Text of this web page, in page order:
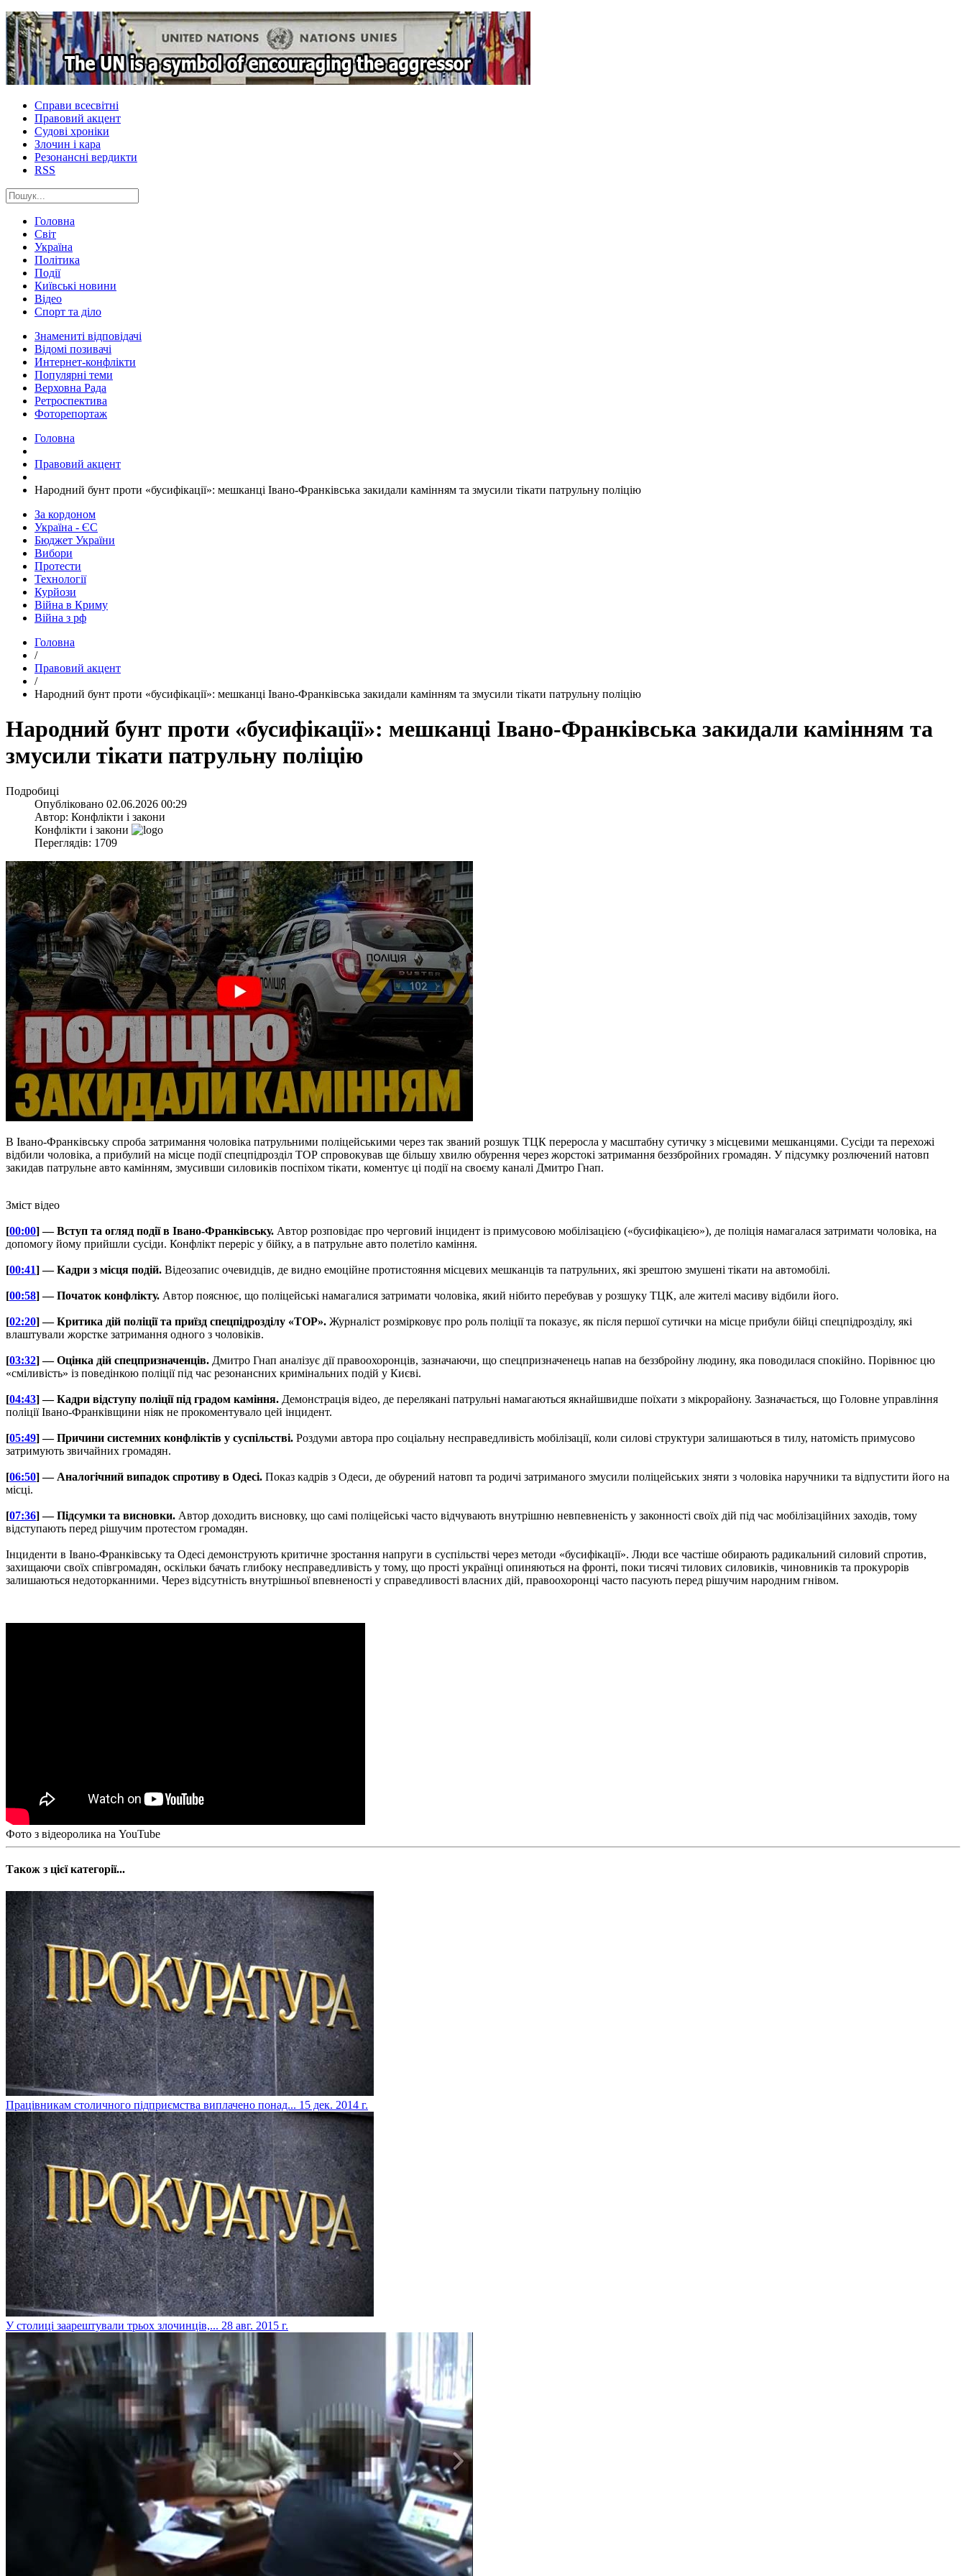
Справи всесвітні
Правовий акцент
Судові хроніки
Злочин і кара
Резонансні вердикти
RSS
Головна
Світ
Україна
Політика
Події
Київські новини
Відео
Спорт та діло
Знамениті відповідачі
Відомі позивачі
Интернет-конфлікти
Популярні теми
Верховна Рада
Ретроспектива
Фоторепортаж
Головна
Правовий акцент
​Народний бунт проти «бусифікації»: мешканці Івано-Франківська закидали камінням та змусили тікати патрульну поліцію
За кордоном
Україна - ЄС
Бюджет України
Вибори
Протести
Технології
Курйози
Війна в Криму
Війна з рф
Головна
/
Правовий акцент
/
​Народний бунт проти «бусифікації»: мешканці Івано-Франківська закидали камінням та змусили тікати патрульну поліцію
​Народний бунт проти «бусифікації»: мешканці Івано-Франківська закидали камінням та
змусили тікати патрульну поліцію
Подробиці
Опубліковано 02.06.2026 00:29
Автор: Конфлікти і закони
Конфлікти і закони
Переглядів: 1709
В Івано-Франківську спроба затримання чоловіка патрульними поліцейськими через так званий розшук ТЦК переросла у масштабну сутичку з місцевими мешканцями. Сусіди та перехожі
відбили чоловіка, а прибулий на місце події спецпідрозділ ТОР спровокував ще більшу хвилю обурення через жорстокі затримання беззбройних громадян. У підсумку розлючений натовп
закидав патрульне авто камінням, змусивши силовиків поспіхом тікати, коментує ці події на своєму каналі Дмитро Гнап.
Зміст відео
[00:00] — Вступ та огляд події в Івано-Франківську. Автор розповідає про черговий інцидент із примусовою мобілізацією («бусифікацією»), де поліція намагалася затримати чоловіка, на
допомогу йому прийшли сусіди. Конфлікт переріс у бійку, а в патрульне авто полетіло каміння.
[00:41] — Кадри з місця подій. Відеозапис очевидців, де видно емоційне протистояння місцевих мешканців та патрульних, які зрештою змушені тікати на автомобілі.
[00:58] — Початок конфлікту. Автор пояснює, що поліцейські намагалися затримати чоловіка, який нібито перебував у розшуку ТЦК, але жителі масиву відбили його.
[02:20] — Критика дій поліції та приїзд спецпідрозділу «ТОР». Журналіст розмірковує про роль поліції та показує, як після першої сутички на місце прибули бійці спецпідрозділу, які
влаштували жорстке затримання одного з чоловіків.
[03:32] — Оцінка дій спецпризначенців. Дмитро Гнап аналізує дії правоохоронців, зазначаючи, що спецпризначенець напав на беззбройну людину, яка поводилася спокійно. Порівнює цю
«сміливість» із поведінкою поліції під час резонансних кримінальних подій у Києві.
[04:43] — Кадри відступу поліції під градом каміння. Демонстрація відео, де перелякані патрульні намагаються якнайшвидше поїхати з мікрорайону. Зазначається, що Головне управління
поліції Івано-Франківщини ніяк не прокоментувало цей інцидент.
[05:49] — Причини системних конфліктів у суспільстві. Роздуми автора про соціальну несправедливість мобілізації, коли силові структури залишаються в тилу, натомість примусово
затримують звичайних громадян.
[06:50] — Аналогічний випадок спротиву в Одесі. Показ кадрів з Одеси, де обурений натовп та родичі затриманого змусили поліцейських зняти з чоловіка наручники та відпустити його на
місці.
[07:36] — Підсумки та висновки. Автор доходить висновку, що самі поліцейські часто відчувають внутрішню невпевненість у законності своїх дій під час мобілізаційних заходів, тому
відступають перед рішучим протестом громадян.
Інциденти в Івано-Франківську та Одесі демонструють критичне зростання напруги в суспільстві через методи «бусифікації». Люди все частіше обирають радикальний силовий спротив,
захищаючи своїх співгромадян, оскільки бачать глибоку несправедливість у тому, що прості українці опиняються на фронті, поки тисячі тилових силовиків, чиновників та прокурорів
залишаються недоторканними. Через відсутність внутрішньої впевненості у справедливості власних дій, правоохоронці часто пасують перед рішучим народним гнівом.
Фото з відеоролика на YouTube
Також з цієї категорії...
Працівникам столичного підприємства виплачено понад... 15 дек. 2014 г.
У столиці заарештували трьох злочинців,... 28 авг. 2015 г.